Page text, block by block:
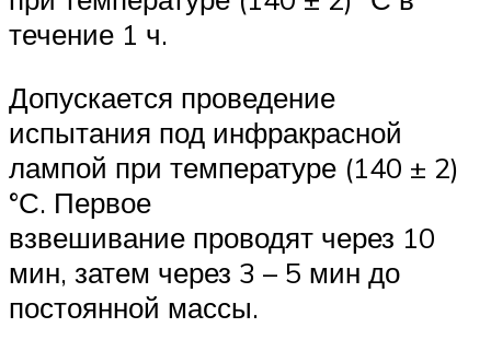
течение 1 ч.
Допускается проведение
испытания под инфракрасной
лампой при температуре (140 ± 2)
°С. Первое
взвешивание проводят через 10
мин, затем через 3 – 5 мин до
постоянной массы.